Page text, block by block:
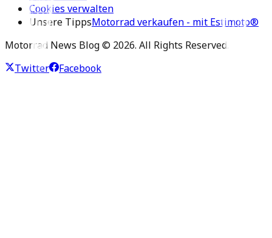
Cookies verwalten
Unsere TippsMotorrad verkaufen - mit Estimoto®
Motorrad News Blog © 2026. All Rights Reserved.
Twitter
Facebook